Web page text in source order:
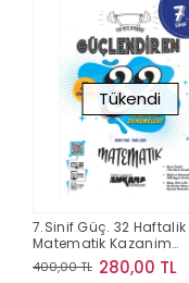
Tükendi
7.Sinif Güç. 32 Haftalik
Matematik Kazanim
Denemeleri
400,00 TL 280,00 TL